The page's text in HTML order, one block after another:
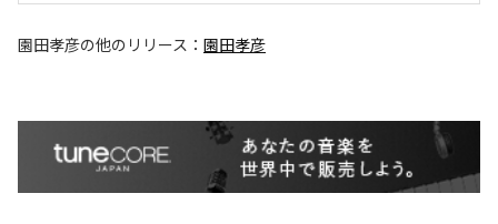
園田孝彦の他のリリース： 園田孝彦